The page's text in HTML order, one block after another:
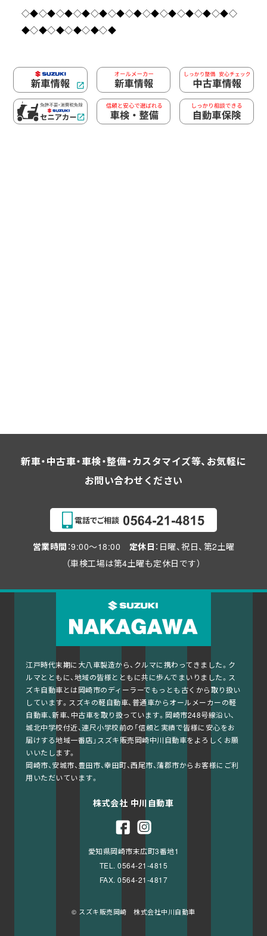
◇◆◇◆◇◆◇◆◇◆◇◆◇◆◇◆◇◆◇◆◇◆◇◆◇
◆◇◆◇◆◇◆◇◆◇◆
新車・中古車・車検・整備・カスタマイズ等、お気軽に
お問い合わせください
営業時間 ：9:00～18:00 定休日 ：日曜、祝日、第2土曜
（車検工場は第4土曜も定休日です）
江戸時代末期に大八車製造から、クルマに携わってきました。ク
ルマとともに、地域の皆様とともに共に歩んでまいりました。ス
ズキ自動車とは岡崎市のディーラーでもっとも古くから取り扱い
しています。スズキの軽自動車、普通車からオールメーカーの軽
自動車、新車、中古車を取り扱っています。岡崎市248号線沿い、
城北中学校付近、連尺小学校前の「信頼と実績で皆様に安心をお
届けする地域一番店」スズキ販売岡崎中川自動車をよろしくお願
いいたします。
岡崎市、安城市、豊田市、幸田町、西尾市、蒲郡市からお客様にご利
用いただいています。
株式会社 中川自動車
愛知県岡崎市末広町3番地1
TEL. 0564-21-4815
FAX. 0564-21-4817
© スズキ販売岡崎 株式会社中川自動車